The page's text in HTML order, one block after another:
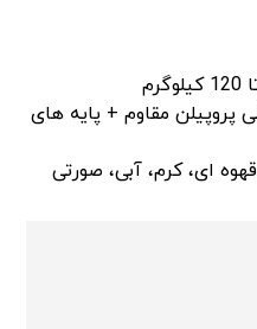
پروپیلن مقاوم + پایه های
ای، کرم، آبی، صورتی